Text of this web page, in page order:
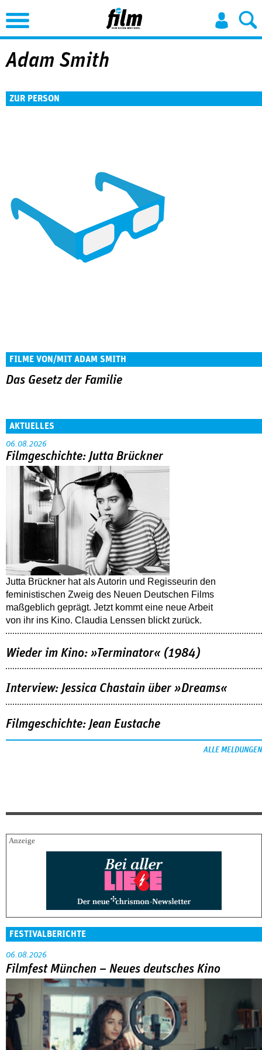
Jump to Navigation
Adam Smith
ZUR PERSON
FILME VON/MIT ADAM SMITH
Das Gesetz der Familie
AKTUELLES
06.08.2026
Filmgeschichte: Jutta Brückner
Jutta Brückner hat als Autorin und Regisseurin den
feministischen Zweig des Neuen Deutschen Films
maßgeblich geprägt. Jetzt kommt eine neue Arbeit
von ihr ins Kino. Claudia Lenssen blickt zurück.
Wieder im Kino: »Terminator« (1984)
Interview: Jessica Chastain über »Dreams«
Filmgeschichte: Jean Eustache
ALLE MELDUNGEN
FESTIVALBERICHTE
06.08.2026
Filmfest München – Neues deutsches Kino